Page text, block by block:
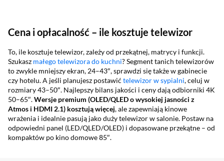
Cena i opłacalność – ile kosztuje telewizor
To, ile kosztuje telewizor, zależy od przekątnej, matrycy i funkcji.
Szukasz małego telewizora do kuchni? Segment tanich telewizorów
to zwykle mniejszy ekran, 24–43″, sprawdzi się także w gabinecie
czy hotelu. A jeśli planujesz postawić telewizor w sypialni, celuj w
rozmiary 43–50″. Najlepszy bilans jakości i ceny dają odbiorniki 4K
50–65″.Wersje premium (OLED/QLED o wysokiej jasności z
Atmos i HDMI 2.1) kosztują więcej, ale zapewniają kinowe
wrażenia i idealnie pasują jako duży telewizor w salonie. Postaw na
odpowiedni panel (LED/QLED/OLED) i dopasowane przekątne – od
kompaktów po kino domowe 85″.